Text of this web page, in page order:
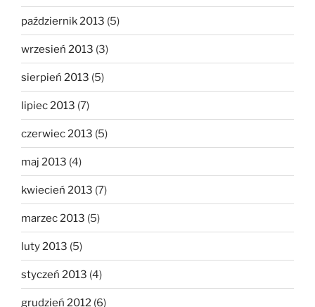
październik 2013 (5)
wrzesień 2013 (3)
sierpień 2013 (5)
lipiec 2013 (7)
czerwiec 2013 (5)
maj 2013 (4)
kwiecień 2013 (7)
marzec 2013 (5)
luty 2013 (5)
styczeń 2013 (4)
grudzień 2012 (6)